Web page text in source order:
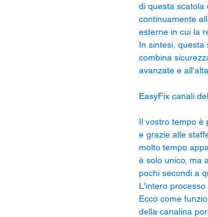
di questa scatola
continuamente
esterne in cui la
In sintesi, questa
combina
avanzate e
EasyFix canali
Il vostro tempo è
e grazie alle
molto tempo
è solo unico, ma
pochi secondi a
L'intero
Ecco come
della canalina